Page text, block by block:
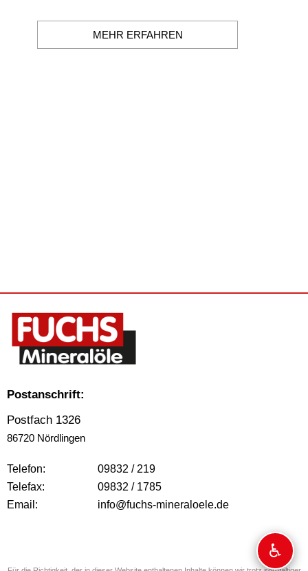
♿
MEHR ERFAHREN
Postanschrift:
Postfach 1326
86720 Nördlingen
Telefon:
Telefax:
Email:
09832 / 219
09832 / 1785
info@fuchs-mineraloele.de